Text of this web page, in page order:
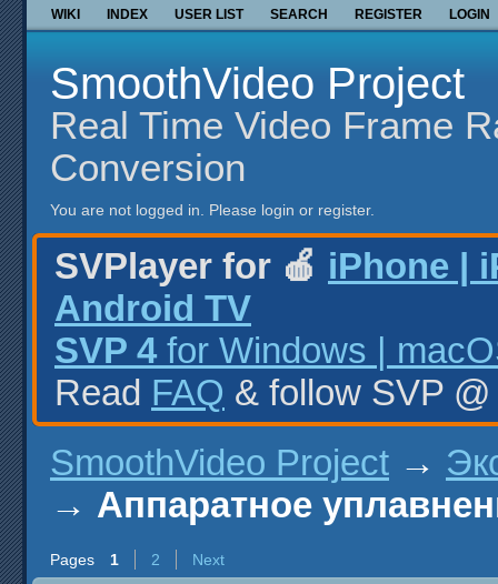
WIKI INDEX USER LIST SEARCH REGISTER LOGIN
SmoothVideo Project
Real Time Video Frame
Conversion
You are not logged in. Please login or register.
SVPlayer for 🍎 iPhone |
Android TV
SVP 4 for Windows |
Read FAQ & follow SVP
SmoothVideo Project →
→ Аппаратное
Pages 1 2 Next